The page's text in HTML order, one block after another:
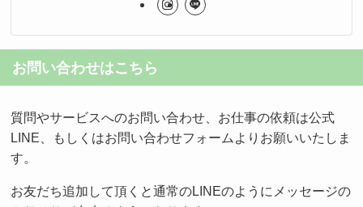
お問い合わせはこちら
質問やサービスへのお問い合わせ、お仕事の依頼は公式
LINE、もしくはお問い合わせフォームよりお願いいたしま
す。
お友だち追加して頂くと通常のLINEのようにメッセージの